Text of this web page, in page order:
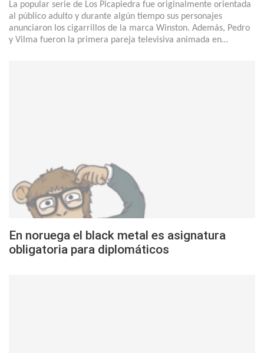
La popular serie de Los Picapiedra fue originalmente orientada
al público adulto y durante algún tiempo sus personajes
anunciaron los cigarrillos de la marca Winston. Además, Pedro
y Vilma fueron la primera pareja televisiva animada en…
En noruega el black metal es asignatura
obligatoria para diplomáticos